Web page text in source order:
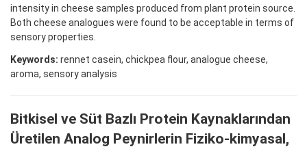
intensity in cheese samples produced from plant protein source.
Both cheese analogues were found to be acceptable in terms of
sensory properties.
Keywords: rennet casein, chickpea flour, analogue cheese,
aroma, sensory analysis
Bitkisel ve Süt Bazlı Protein Kaynaklarından
Üretilen Analog Peynirlerin Fiziko-kimyasal,